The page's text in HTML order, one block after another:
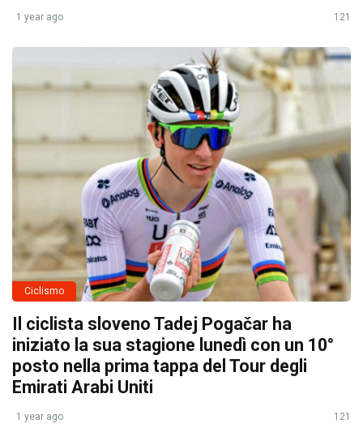
1 year ago 121
Ciclismo
Il ciclista sloveno Tadej Pogačar ha
iniziato la sua stagione lunedì con un 10°
posto nella prima tappa del Tour degli
Emirati Arabi Uniti
1 year ago 121